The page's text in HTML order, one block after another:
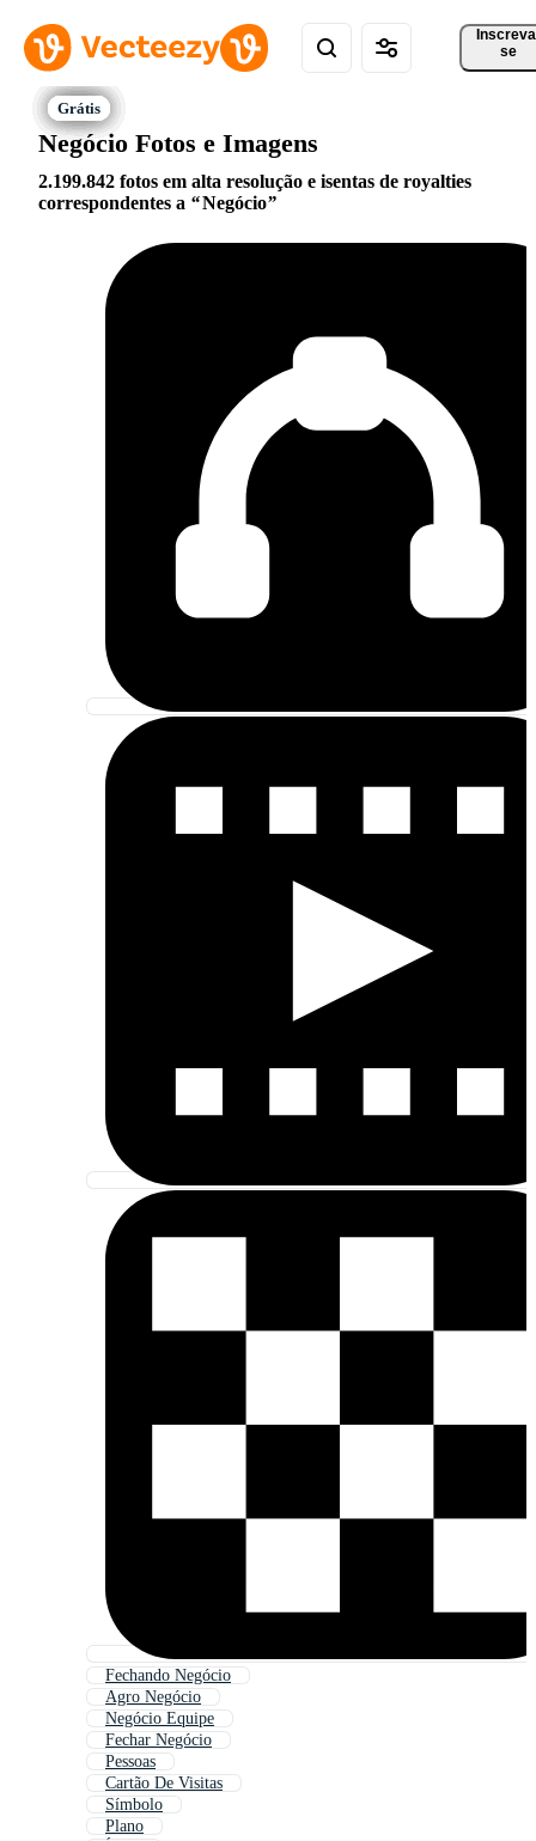
se
Negócio Fotos e Imagens
2.199.842 fotos em alta resolução e isentas de royalties
correspondentes a
Negócio
Fechando Negócio
Agro Negócio
Negócio Equipe
Fechar Negócio
Pessoas
Cartão De Visitas
Símbolo
Plano